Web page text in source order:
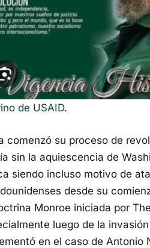
de USAID.
comenzó su proceso de
sin la aquiescencia de
siendo incluso motivo de
desde su
Monroe iniciada por
luego de la
en el caso de Antonio